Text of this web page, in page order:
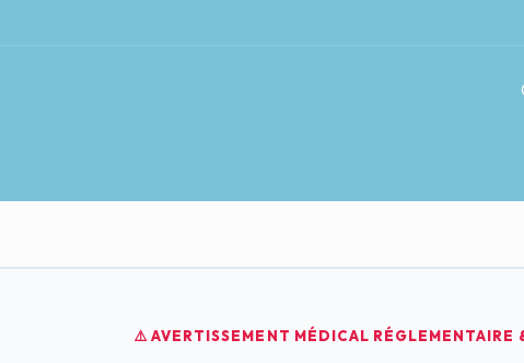
⚠️ AVERTISSEMENT MÉDICAL RÉGLEMENTAIRE